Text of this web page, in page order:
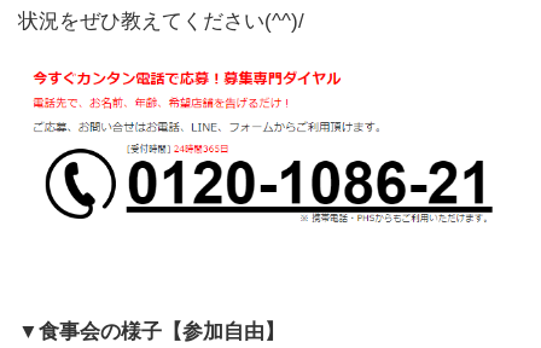
状況をぜひ教えてください(^^)/
▼食事会の様子【参加自由】